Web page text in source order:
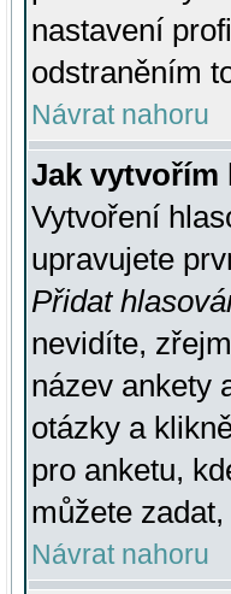
nastavení
odstraněním
Návrat nahoru
Jak vytvořím
Vytvoření
upravujete
Přidat
nevidíte,
název ankety
otázky a
pro anketu,
můžete
Návrat nahoru